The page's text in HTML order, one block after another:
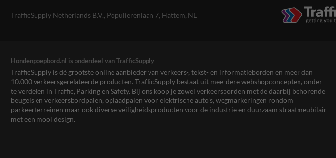
TrafficSupply Netherlands B.V., Populierenlaan 7, Hattem, NL
Hondenpoepbord.nl is onderdeel van TrafficSupply
TrafficSupply is dé grootste online aanbieder van verkeers-, tekst- en informatieborden en meer dan
10.000 verkeersgerelateerde producten. TrafficSupply bestaat uit meerdere webshopconcepten, onder
te verdelen in Traffic, Parking en Safety. Bij ons koop je zowel verkeersborden met de daarbij behorende
beugels en verkeersbordpalen, oplaadpalen voor elektrische auto’s, wegmarkeringen rondom
parkeerterreinen maar ook diverse veiligheidsproducten voor de industrie en duurzaam straatmeubilair
met een mooi design.